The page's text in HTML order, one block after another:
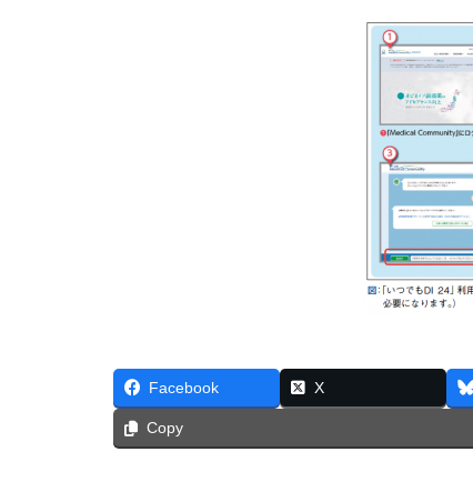
Facebook X
Copy